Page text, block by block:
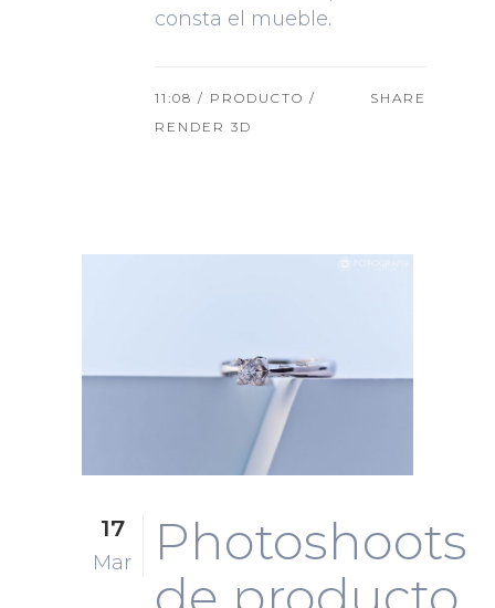
consta el mueble.
11:08 / PRODUCTO /
RENDER 3D
SHARE
17
Mar
Photoshoots